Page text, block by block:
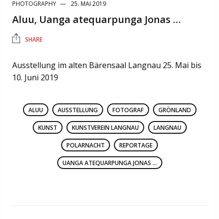
PHOTOGRAPHY 25. MAI 2019
Aluu, Uanga atequarpunga Jonas …
SHARE
Ausstellung im alten Bärensaal Langnau 25. Mai bis
10. Juni 2019
ALUU AUSSTELLUNG FOTOGRAF GRÖNLAND
KUNST KUNSTVEREIN LANGNAU LANGNAU
POLARNACHT REPORTAGE
UANGA ATEQUARPUNGA JONAS ...